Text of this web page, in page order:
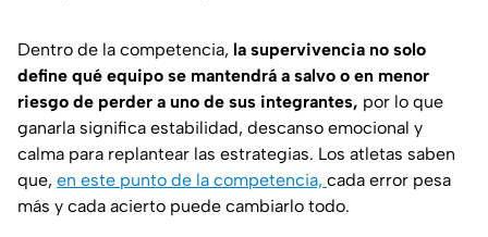
Dentro de la competencia, la supervivencia no solo
define qué equipo se mantendrá a salvo o en menor
riesgo de perder a uno de sus integrantes, por lo que
ganarla significa estabilidad, descanso emocional y
calma para replantear las estrategias. Los atletas saben
que, en este punto de la competencia, cada error pesa
más y cada acierto puede cambiarlo todo.